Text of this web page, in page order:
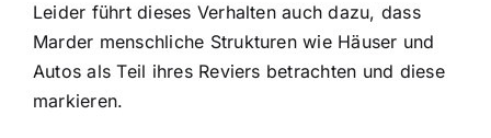
Leider führt dieses Verhalten auch dazu, dass
Marder menschliche Strukturen wie Häuser und
Autos als Teil ihres Reviers betrachten und diese
markieren.